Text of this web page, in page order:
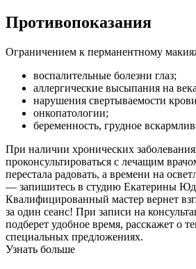
Противопоказания
Ограничением к перманентному
воспалительные болезни глаз;
аллергические высыпания на
нарушения свертываемости
онкопатологии;
беременность, грудное
При наличии хронических
проконсультироваться с лечащим
перестала радовать, а времени на
— запишитесь в студию Екатерины
Квалифицированный мастер вернет
за один сеанс! При записи на
подберет удобное время, расскажет о
специальных предложениях.
Узнать больше